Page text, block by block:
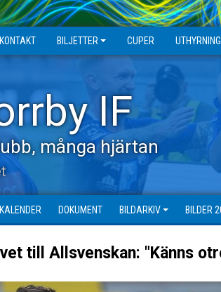
KONTAKT BILJETTER CUPER UTHYRNING
IF
många hjärtan
KALENDER DOKUMENT BILDARKIV BILDER
till Allsvenskan: "Känns